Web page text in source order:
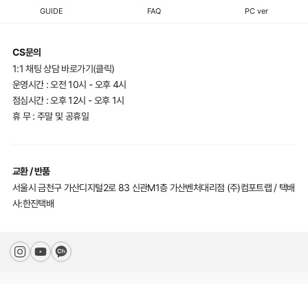
GUIDE FAQ PC ver
CS문의
1:1 채팅 상담 바로가기(클릭)
운영시간 : 오전 10시 - 오후 4시
점심시간 : 오후 12시 - 오후 1시
휴 무 : 주말 및 공휴일
교환 / 반품
서울시 금천구 가산디지털2로 83 신관M1층 가산벤처대리점 (주)컴포트랩 / 택배
사:한진택배